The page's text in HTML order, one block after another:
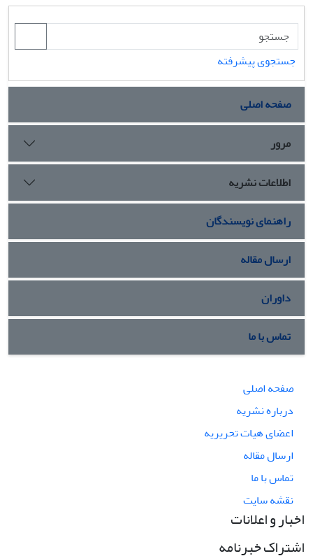
جستجوی پیشرفته
صفحه اصلی
مرور
اطلاعات نشریه
راهنمای نویسندگان
ارسال مقاله
داوران
تماس با ما
صفحه اصلی
درباره نشریه
اعضای هیات تحریریه
ارسال مقاله
تماس با ما
نقشه سایت
اخبار و اعلانات
اشتراک خبرنامه